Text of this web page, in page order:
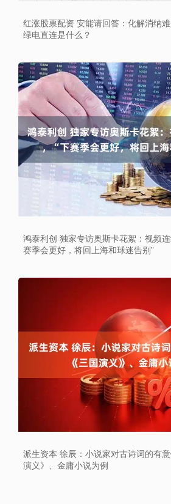
红涨股票配资 安能请回答：化解消纳
绿电直连是什么？
鸿泰利创 独家专访奥斯卡花絮：视频
赛季会更好，将回上海和球迷告别”
派生资本 徐辰：小说家对古诗词的有
演义》、金庸小说为例